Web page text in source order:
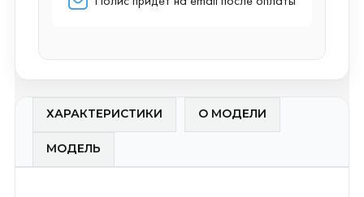
ХАРАКТЕРИСТИКИ О МОДЕЛИ
МОДЕЛЬ